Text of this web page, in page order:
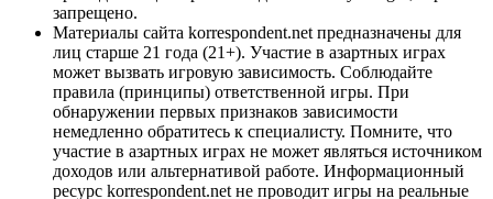
запрещено.
Материалы сайта korrespondent.net предназначены для
лиц старше 21 года (21+). Участие в азартных играх
может вызвать игровую зависимость. Соблюдайте
правила (принципы) ответственной игры. При
обнаружении первых признаков зависимости
немедленно обратитесь к специалисту. Помните, что
участие в азартных играх не может являться источником
доходов или альтернативой работе. Информационный
ресурс korrespondent.net не проводит игры на реальные